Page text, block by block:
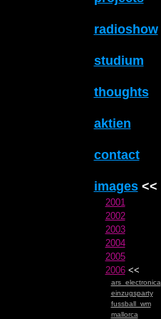
radioshow
studium
thoughts
aktien
contact
images<<
2001
2002
2003
2004
2005
2006<<
ars_electronica
einzugsparty
fussball_wm
mallorca